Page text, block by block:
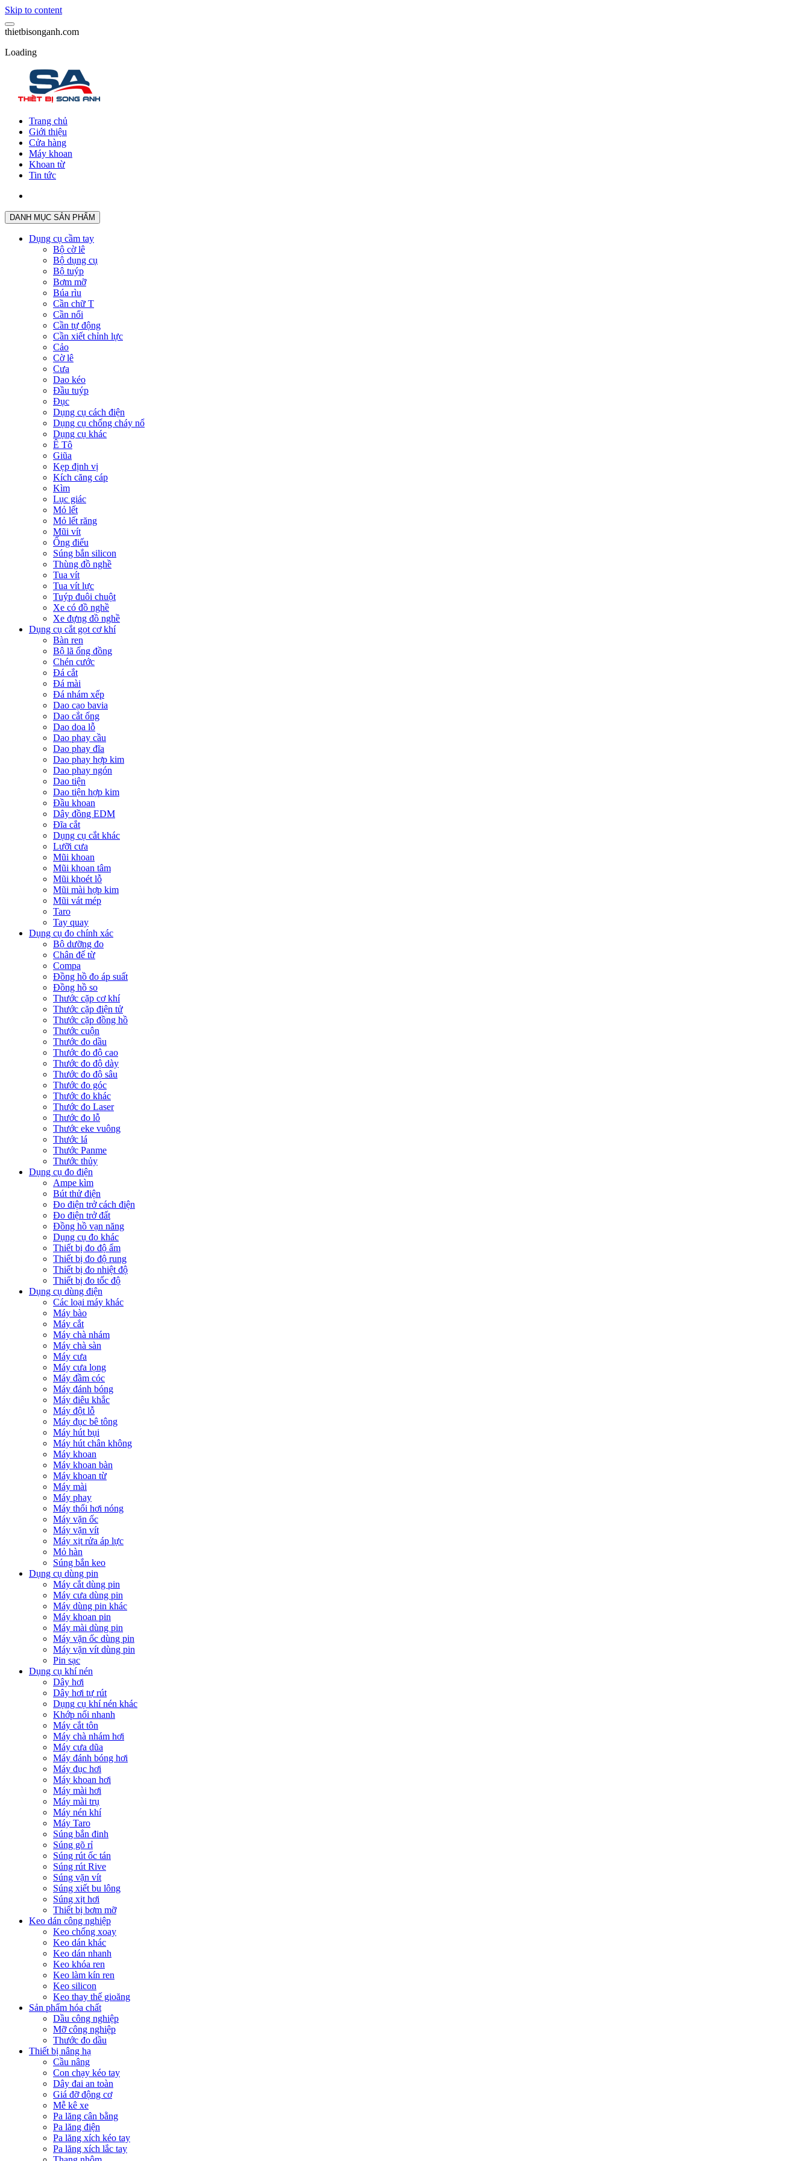
Skip to content
thietbisonganh.com
Loading
Trang chủ
Giới thiệu
Cửa hàng
Máy khoan
Khoan từ
Tin tức
DANH MỤC SẢN PHẨM
Dụng cụ cầm tay
Bộ cờ lê
Bộ dụng cụ
Bộ tuýp
Bơm mỡ
Búa rìu
Cần chữ T
Cần nối
Cần tự động
Cần xiết chỉnh lực
Cảo
Cờ lê
Cưa
Dao kéo
Đầu tuýp
Đục
Dụng cụ cách điện
Dụng cụ chống cháy nổ
Dụng cụ khác
Ê Tô
Giũa
Kẹp định vị
Kích căng cáp
Kìm
Lục giác
Mỏ lết
Mỏ lết răng
Mũi vít
Ống điếu
Súng bắn silicon
Thùng đồ nghề
Tua vít
Tua vít lực
Tuýp đuôi chuột
Xe có đồ nghề
Xe đựng đồ nghề
Dụng cụ cắt gọt cơ khí
Bàn ren
Bộ lã ống đồng
Chén cước
Đá cắt
Đá mài
Đá nhám xếp
Dao cạo bavia
Dao cắt ống
Dao doa lỗ
Dao phay cầu
Dao phay đĩa
Dao phay hợp kim
Dao phay ngón
Dao tiện
Dao tiện hợp kim
Đầu khoan
Dây đồng EDM
Đĩa cắt
Dụng cụ cắt khác
Lưỡi cưa
Mũi khoan
Mũi khoan tâm
Mũi khoét lỗ
Mũi mài hợp kim
Mũi vát mép
Taro
Tay quay
Dụng cụ đo chính xác
Bộ dưỡng đo
Chân đế từ
Compa
Đồng hồ đo áp suất
Đồng hồ so
Thước cặp cơ khí
Thước cặp điện tử
Thước cặp đồng hồ
Thước cuộn
Thước đo dầu
Thước đo độ cao
Thước đo độ dày
Thước đo độ sâu
Thước đo góc
Thước đo khác
Thước đo Laser
Thước đo lỗ
Thước eke vuông
Thước lá
Thước Panme
Thước thủy
Dụng cụ đo điện
Ampe kìm
Bút thử điện
Đo điện trở cách điện
Đo điện trở đất
Đồng hồ vạn năng
Dụng cụ đo khác
Thiết bị đo độ ẩm
Thiết bị đo độ rung
Thiết bị đo nhiệt độ
Thiết bị đo tốc độ
Dụng cụ dùng điện
Các loại máy khác
Máy bào
Máy cắt
Máy chà nhám
Máy chà sàn
Máy cưa
Máy cưa lọng
Máy đầm cóc
Máy đánh bóng
Máy điêu khắc
Máy đột lỗ
Máy đục bê tông
Máy hút bụi
Máy hút chân không
Máy khoan
Máy khoan bàn
Máy khoan từ
Máy mài
Máy phay
Máy thổi hơi nóng
Máy vặn ốc
Máy vặn vít
Máy xịt rửa áp lực
Mỏ hàn
Súng bắn keo
Dụng cụ dùng pin
Máy cắt dùng pin
Máy cưa dùng pin
Máy dùng pin khác
Máy khoan pin
Máy mài dùng pin
Máy vặn ốc dùng pin
Máy vặn vít dùng pin
Pin sạc
Dụng cụ khí nén
Dây hơi
Dây hơi tự rút
Dụng cụ khí nén khác
Khớp nối nhanh
Máy cắt tôn
Máy chà nhám hơi
Máy cưa dũa
Máy đánh bóng hơi
Máy đục hơi
Máy khoan hơi
Máy mài hơi
Máy mài trụ
Máy nén khí
Máy Taro
Súng bắn đinh
Súng gõ rỉ
Súng rút ốc tán
Súng rút Rive
Súng vặn vít
Súng xiết bu lông
Súng xịt hơi
Thiết bị bơm mỡ
Keo dán công nghiệp
Keo chống xoay
Keo dán khác
Keo dán nhanh
Keo khóa ren
Keo làm kín ren
Keo silicon
Keo thay thế gioăng
Sản phẩm hóa chất
Dầu công nghiệp
Mỡ công nghiệp
Thước đo dầu
Thiết bị nâng hạ
Cầu nâng
Con chạy kéo tay
Dây đai an toàn
Giá đỡ động cơ
Mễ kê xe
Pa lăng cân bằng
Pa lăng điện
Pa lăng xích kéo tay
Pa lăng xích lắc tay